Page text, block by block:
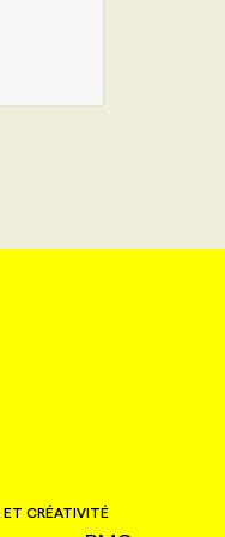
CRÉATIVITÉ